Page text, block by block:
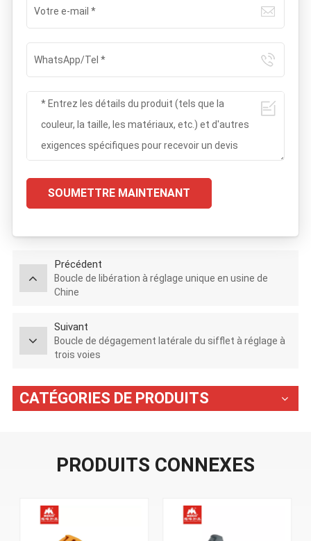
SOUMETTRE MAINTENANT
Précédent
Boucle de libération à réglage unique en usine de
Chine
Suivant
Boucle de dégagement latérale du sifflet à réglage à
trois voies
CATÉGORIES DE PRODUITS
PRODUITS CONNEXES